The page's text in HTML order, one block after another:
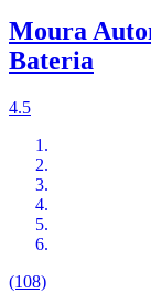
Moura
Bateria
4.5
(108)